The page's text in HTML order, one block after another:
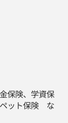
保険、学資保
ペット保険 な